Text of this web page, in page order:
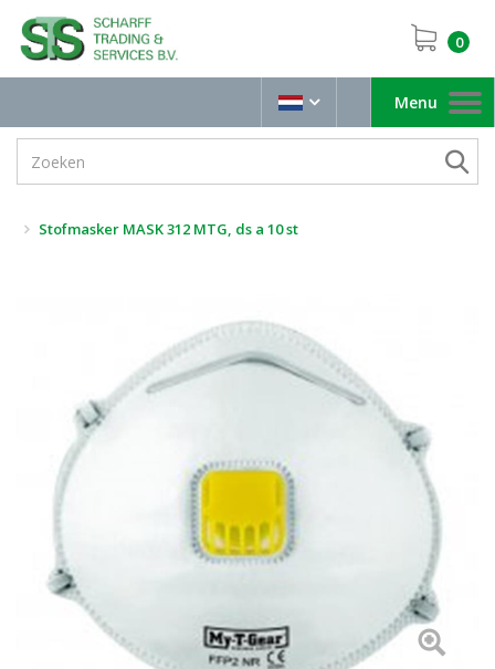
0
Toggle
navigation
Menu
Stofmasker MASK 312 MTG, ds a 10 st